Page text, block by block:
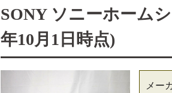
SONY ソニーホーム
年10月1日時点)
メー